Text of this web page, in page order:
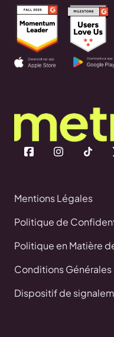
Mentions Légales
Politique de
Politique en Matière
Conditions Générales
Dispositif de